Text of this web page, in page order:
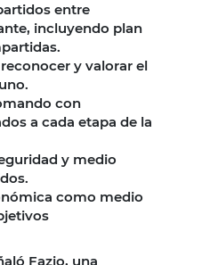
entre
incluyendo plan
y valorar el
con
a cada etapa de la
y medio
como medio
Fazio, una